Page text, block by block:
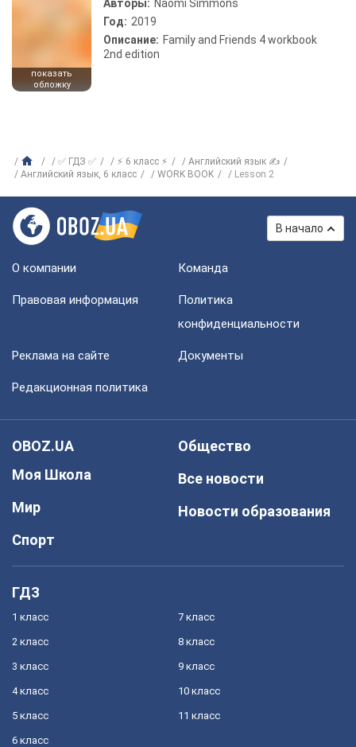
показать
обложку
Авторы: Naomi Simmons
Год: 2019
Описание: Family and Friends 4 workbook
2nd edition
✅ ГДЗ ✅ ⚡ 6 класс ⚡
Английский язык ✍
Английский язык, 6 класс
WORK BOOK Lesson 2
В начало
О компании Команда
Правовая информация
Политика
конфиденциальности
Реклама на сайте Документы
Редакционная политика
OBOZ.UA
Моя Школа
Мир
Спорт
Общество
Все новости
Новости образования
ГДЗ
1 класс
2 класс
3 класс
4 класс
5 класс
6 класс
7 класс
8 класс
9 класс
10 класс
11 класс